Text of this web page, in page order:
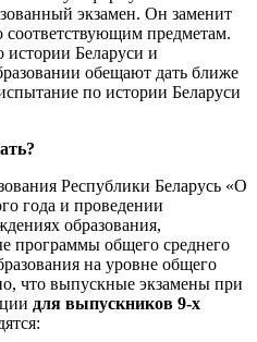
экзамен. Он заменит
предметам.
Беларуси и
обещают дать ближе
по истории Беларуси
Республики Беларусь «О
года и проведении
образования,
программы общего среднего
на уровне общего
что выпускные экзамены при
для выпускников 9-х